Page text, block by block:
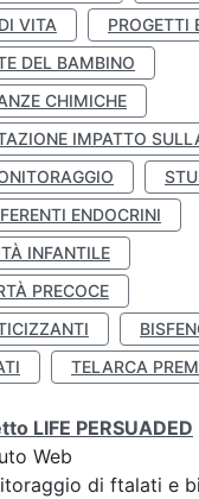
VITA
PROGETTI
DEL BAMBINO
CHIMICHE
IMPATTO
ENDOCRINI
INFANTILE
PRECOCE
TELARCA
LIFE PERSUADED
Web
di ftalati e